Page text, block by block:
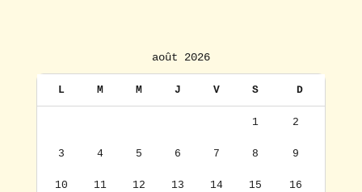
août 2026
L M M J V S D
1 2
3 4 5 6 7 8 9
10 11 12 13 14 15 16